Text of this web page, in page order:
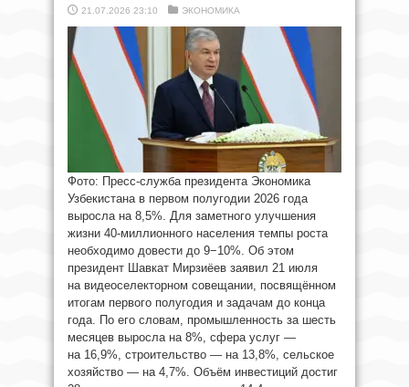
21.07.2026 23:10 ЭКОНОМИКА
Фото: Пресс-служба президента Экономика
Узбекистана в первом полугодии 2026 года
выросла на 8,5%. Для заметного улучшения
жизни 40-миллионного населения темпы роста
необходимо довести до 9−10%. Об этом
президент Шавкат Мирзиёев заявил 21 июля
на видеоселекторном совещании, посвящённом
итогам первого полугодия и задачам до конца
года. По его словам, промышленность за шесть
месяцев выросла на 8%, сфера услуг —
на 16,9%, строительство — на 13,8%, сельское
хозяйство — на 4,7%. Объём инвестиций достиг